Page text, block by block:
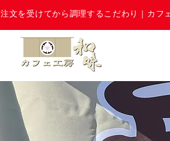
注文を受けてから調理するこだわり｜カフ